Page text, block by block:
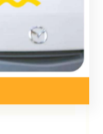
Posts